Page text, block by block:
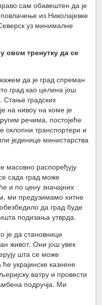
сам обавештен да је
из Николајевке
уз минималне
овом тренутку да се
да је град спреман
град као целина још
Стање градских
на нивоу на коме је
речима, постојеће
оклопни транспортери и
јединице министарства
масовно распоређују
сада град може
и по цену значајних
ми предузимамо хитне
да град буде
подизања утврда.
је да становници
живот. Они још увек
шта се може
украјинске казнене
ватру и провести
подручја. Ми